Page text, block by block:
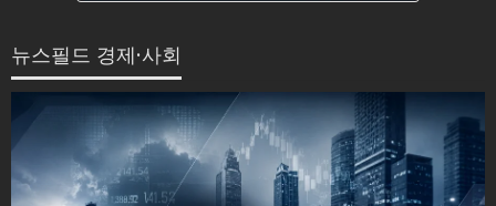
뉴스필드 경제·사회